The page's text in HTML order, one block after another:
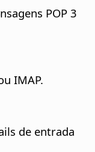
POP 3
IMAP.
de entrada